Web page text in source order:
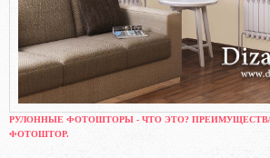
РУЛОННЫЕ ФОТОШТОРЫ - ЧТО ЭТО?
ФОТОШТОР.